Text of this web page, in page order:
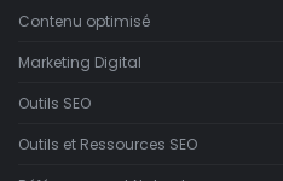
Contenu optimisé
Marketing Digital
Outils SEO
Outils et Ressources SEO